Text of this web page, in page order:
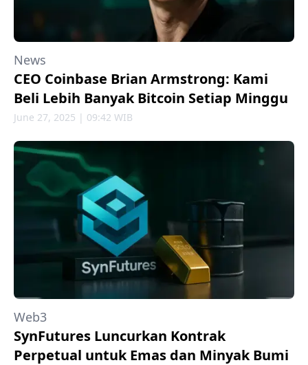
News
CEO Coinbase Brian Armstrong: Kami
Beli Lebih Banyak Bitcoin Setiap Minggu
June 27, 2025 | 09:42 WIB
Web3
SynFutures Luncurkan Kontrak
Perpetual untuk Emas dan Minyak Bumi